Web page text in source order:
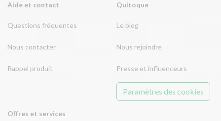
Aide et contact
Questions fréquentes
Nous contacter
Rappel produit
Offres et services
Quitoque
Le blog
Nous rejoindre
Presse et influenceurs
Paramètres des cookies